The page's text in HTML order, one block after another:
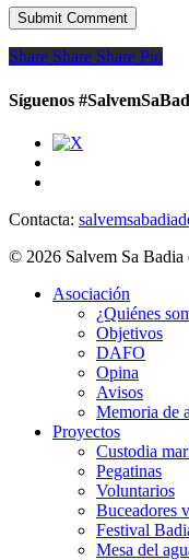
Share
Share Share Share Pin
Síguenos
Contacta:
© 2026 Salvem Sa Badia
Close
Asociación
¿Quiénes
Objetivos
DAFO
Opina
Avisos
Memoria de
Proyectos
Custodia
Pegatinas
Voluntarios
Buceadores
Festival
Mesa del